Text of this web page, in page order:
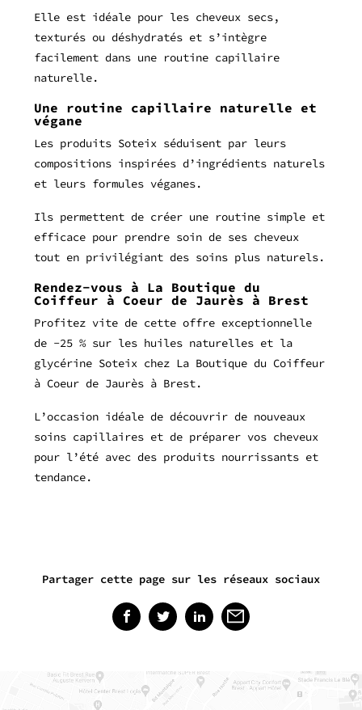
Elle est idéale pour les cheveux secs,
texturés ou déshydratés et s’intègre
facilement dans une routine capillaire
naturelle.
Une routine capillaire naturelle et
végane
Les produits Soteix séduisent par leurs
compositions inspirées d’ingrédients naturels
et leurs formules véganes.
Ils permettent de créer une routine simple et
efficace pour prendre soin de ses cheveux
tout en privilégiant des soins plus naturels.
Rendez-vous à La Boutique du
Coiffeur à Coeur de Jaurès à Brest
Profitez vite de cette offre exceptionnelle
de -25 % sur les huiles naturelles et la
glycérine Soteix chez La Boutique du Coiffeur
à Coeur de Jaurès à Brest.
L’occasion idéale de découvrir de nouveaux
soins capillaires et de préparer vos cheveux
pour l’été avec des produits nourrissants et
tendance.
Partager cette page sur les réseaux sociaux